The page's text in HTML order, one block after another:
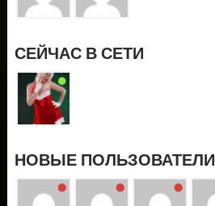
СЕЙЧАС В СЕТИ
НОВЫЕ ПОЛЬЗОВАТЕЛИ